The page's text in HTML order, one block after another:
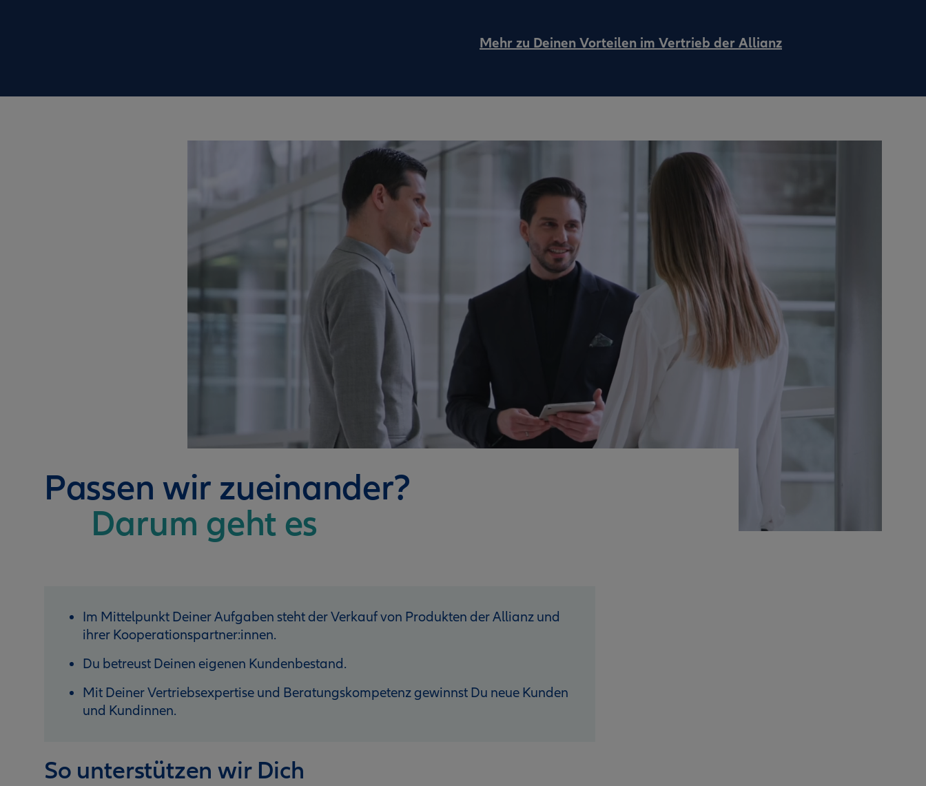
Mehr zu Deinen Vorteilen im Vertrieb der Allianz
Passen wir zueinander?
Darum geht es
Im Mittelpunkt Deiner Aufgaben steht der Verkauf von Produkten der Allianz und
ihrer Kooperationspartner:innen.
Du betreust Deinen eigenen Kundenbestand.
Mit Deiner Vertriebsexpertise und Beratungskompetenz gewinnst Du neue Kunden
und Kundinnen.
So unterstützen wir Dich